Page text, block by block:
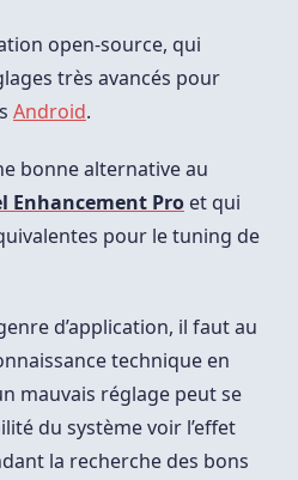
Kernel
Android
open-source, qui
très avancés pour
Android.
bonne alternative au
Enhancement Pro et qui
pour le tuning de
d’application, il faut au
technique en
mauvais réglage peut se
du système voir l’effet
la recherche des bons